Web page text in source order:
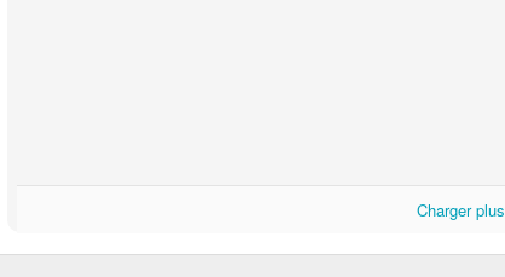
Charger plus